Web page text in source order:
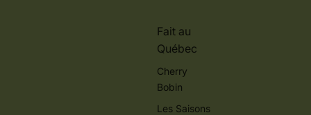
Fait au
Québec
Cherry
Bobin
Les Saisons